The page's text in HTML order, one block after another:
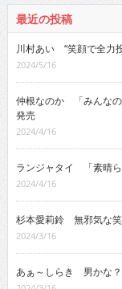
最近の投稿
川村あい “笑顔で全力
2024/5/16
仲根なのか 「みんなの
発売
2024/4/16
ランジャタイ 「素晴ら
2024/4/16
杉本愛莉鈴 無邪気な笑
2024/3/16
あぁ～しらき 男かな？